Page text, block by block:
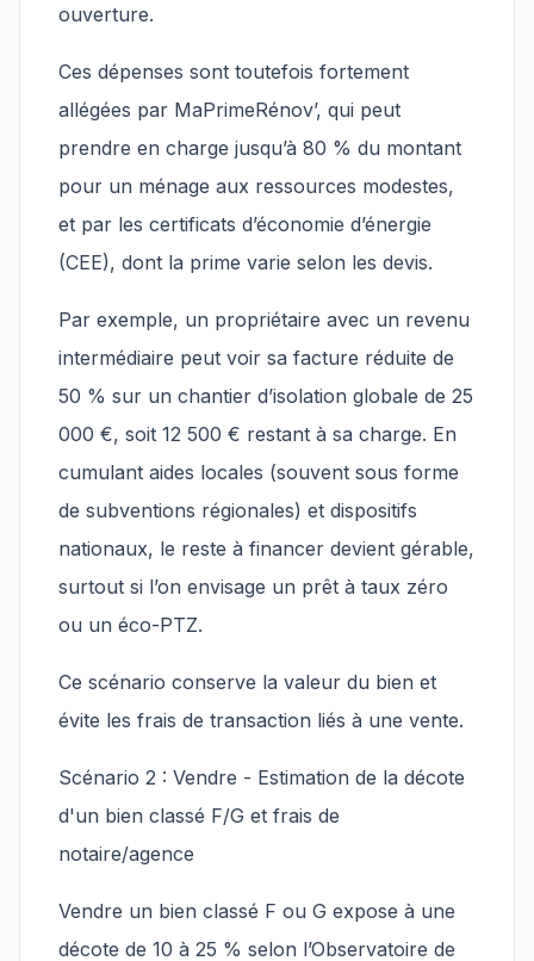
ouverture.
Ces dépenses sont toutefois fortement
allégées par MaPrimeRénov’, qui peut
prendre en charge jusqu’à 80 % du montant
pour un ménage aux ressources modestes,
et par les certificats d’économie d’énergie
(CEE), dont la prime varie selon les devis.
Par exemple, un propriétaire avec un revenu
intermédiaire peut voir sa facture réduite de
50 % sur un chantier d’isolation globale de 25
000 €, soit 12 500 € restant à sa charge. En
cumulant aides locales (souvent sous forme
de subventions régionales) et dispositifs
nationaux, le reste à financer devient gérable,
surtout si l’on envisage un prêt à taux zéro
ou un éco-PTZ.
Ce scénario conserve la valeur du bien et
évite les frais de transaction liés à une vente.
Scénario 2 : Vendre - Estimation de la décote
d'un bien classé F/G et frais de
notaire/agence
Vendre un bien classé F ou G expose à une
décote de 10 à 25 % selon l’Observatoire de